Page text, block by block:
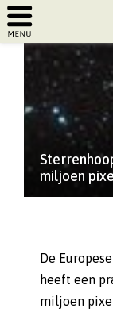
PRIMARY
MENU
miljoen
De
heeft een
miljoen